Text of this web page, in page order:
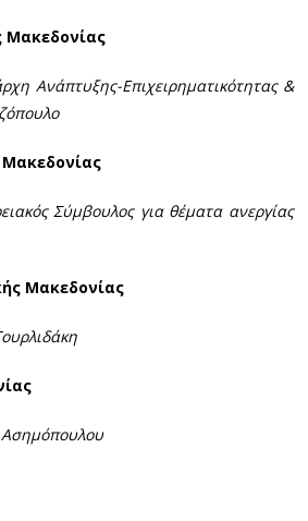
Μακεδονίας
Ανάπτυξης-Επιχειρηματικότητας &
Μακεδονίας
Σύμβουλος για θέματα ανεργίας
Μακεδονίας